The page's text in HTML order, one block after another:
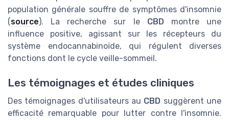
population générale souffre de symptômes d'insomnie
(source). La recherche sur le CBD montre une
influence positive, agissant sur les récepteurs du
système endocannabinoïde, qui régulent diverses
fonctions dont le cycle veille-sommeil.
Les témoignages et études cliniques
Des témoignages d'utilisateurs au CBD suggèrent une
efficacité remarquable pour lutter contre l'insomnie.